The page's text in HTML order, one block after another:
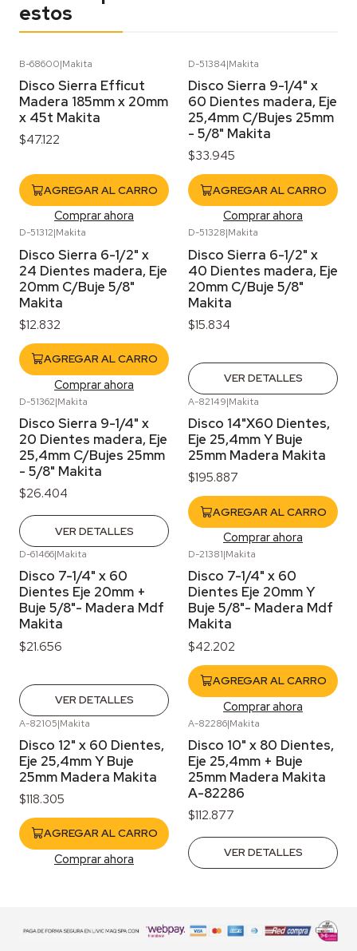
estos
B-68600|Makita
Disco Sierra Efficut
Madera 185mm x 20mm
x 45t Makita
$47.122
AGREGAR AL CARRO
Comprar ahora
D-51384|Makita
Disco Sierra 9-1/4" x
60 Dientes madera, Eje
25,4mm C/Bujes 25mm
- 5/8" Makita
$33.945
AGREGAR AL CARRO
Comprar ahora
D-51312|Makita
Disco Sierra 6-1/2" x
24 Dientes madera, Eje
20mm C/Buje 5/8"
Makita
$12.832
AGREGAR AL CARRO
Comprar ahora
D-51328|Makita
Disco Sierra 6-1/2" x
40 Dientes madera, Eje
20mm C/Buje 5/8"
Makita
$15.834
VER DETALLES
D-51362|Makita
Disco Sierra 9-1/4" x
20 Dientes madera, Eje
25,4mm C/Bujes 25mm
- 5/8" Makita
$26.404
VER DETALLES
A-82149|Makita
Disco 14"X60 Dientes,
Eje 25,4mm Y Buje
25mm Madera Makita
$195.887
AGREGAR AL CARRO
Comprar ahora
D-61466|Makita
Disco 7-1/4" x 60
Dientes Eje 20mm +
Buje 5/8"- Madera Mdf
Makita
$21.656
VER DETALLES
D-21381|Makita
Disco 7-1/4" x 60
Dientes Eje 20mm Y
Buje 5/8"- Madera Mdf
Makita
$42.202
AGREGAR AL CARRO
Comprar ahora
A-82105|Makita
Disco 12" x 60 Dientes,
Eje 25,4mm Y Buje
25mm Madera Makita
$118.305
AGREGAR AL CARRO
Comprar ahora
A-82286|Makita
Disco 10" x 80 Dientes,
Eje 25,4mm + Buje
25mm Madera Makita
A-82286
$112.877
VER DETALLES